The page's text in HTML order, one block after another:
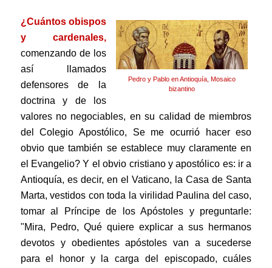
Pedro y Pablo en Antioquía, Mosaico
bizantino
¿Cuántos obispos
y cardenales,
comenzando de los
así llamados
defensores de la
doctrina y de los
valores no negociables, en su calidad de miembros
del Colegio Apostólico, Se me ocurrió hacer eso
obvio que también se establece muy claramente en
el Evangelio?Y el obvio cristiano y apostólico es: ir a
Antioquía, es decir, en el Vaticano, la Casa de Santa
Marta, vestidos con toda la virilidad Paulina del caso,
tomar al Príncipe de los Apóstoles y preguntarle:
"Mira, Pedro, Qué quiere explicar a sus hermanos
devotos y obedientes apóstoles van a sucederse
para el honor y la carga del episcopado, cuáles